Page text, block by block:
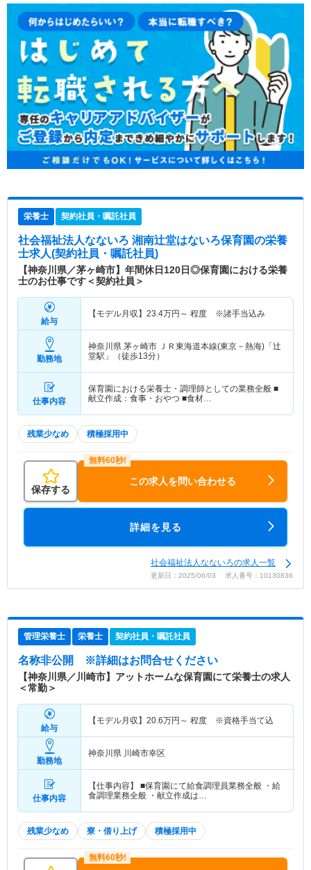
栄養士 契約社員・嘱託社員
社会福祉法人なないろ 湘南辻堂はないろ保育園の栄養
士求人(契約社員・嘱託社員)
【神奈川県／茅ヶ崎市】年間休日120日◎保育園における栄養
士のお仕事です＜契約社員＞
給与
【モデル月収】 23.4万円～ 程度 ※諸手当込み
勤務地
神奈川県 茅ヶ崎市 ＪＲ東海道本線(東京－熱海)「辻
堂駅」（徒歩13分）
仕事内容
保育園における栄養士・調理師としての業務全般 ■
献立作成：食事・おやつ ■食材…
残業少なめ 積極採用中
保存する
この求人を問い合わせる
詳細を見る
社会福祉法人なないろの求人一覧
更新日：2025/06/03 求人番号：10130836
管理栄養士 栄養士 契約社員・嘱託社員
名称非公開 ※詳細はお問合せください
【神奈川県／川崎市】アットホームな保育園にて栄養士の求人
＜常勤＞
給与
【モデル月収】 20.6万円～ 程度 ※資格手当て込
勤務地
神奈川県 川崎市幸区
仕事内容
【仕事内容】 ■保育園にて給食調理員業務全般 ・給
食調理業務全般 ・献立作成は…
残業少なめ 寮・借り上げ 積極採用中